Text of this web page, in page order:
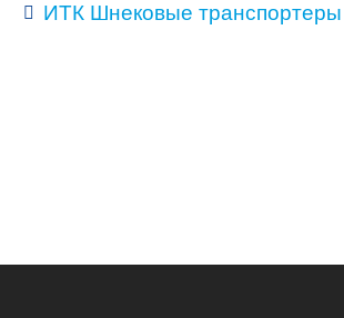
ИТК Шнековые транспортеры